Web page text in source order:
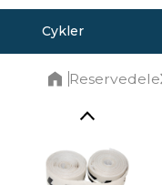
Cykler
Reservedele